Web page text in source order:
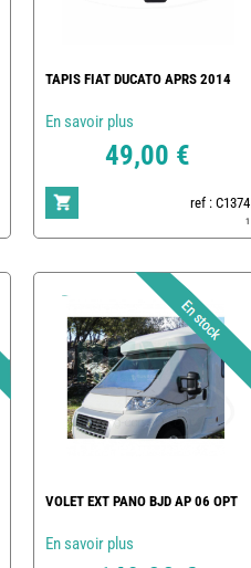
TAPIS FIAT DUCATO APRS 2014
En savoir plus
49,00 €
ref : C1374
1
VOLET EXT PANO BJD AP 06 OPT
En savoir plus